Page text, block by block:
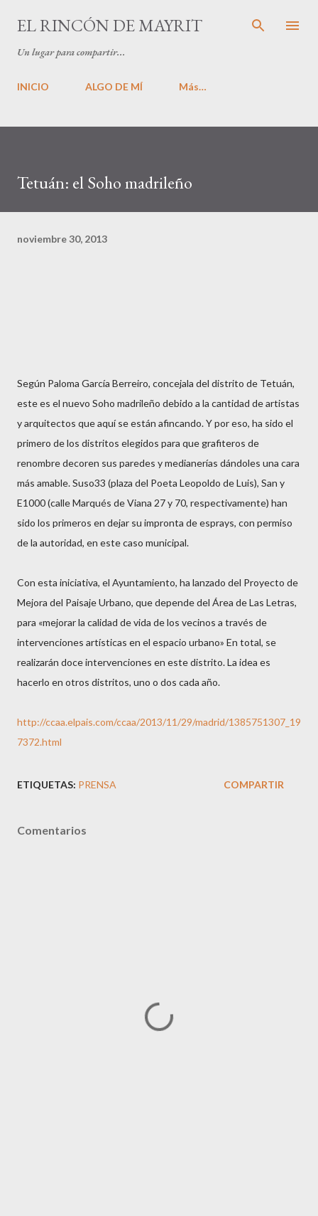
Ir al contenido principal
EL RINCÓN DE MAYRIT
Un lugar para compartir...
INICIO ALGO DE MÍ Más…
Tetuán: el Soho madrileño
noviembre 30, 2013
Según Paloma García Berreiro, concejala del distrito de Tetuán,
este es el nuevo Soho madrileño debido a la cantidad de artistas
y arquitectos que aquí se están afincando. Y por eso, ha sido el
primero de los distritos elegidos para que grafiteros de
renombre decoren sus paredes y medianerías dándoles una cara
más amable. Suso33 (plaza del Poeta Leopoldo de Luis), San y
E1000 (calle Marqués de Viana 27 y 70, respectivamente) han
sido los primeros en dejar su impronta de esprays, con permiso
de la autoridad, en este caso municipal.
Con esta iniciativa, el Ayuntamiento, ha lanzado del Proyecto de
Mejora del Paisaje Urbano, que depende del Área de Las Letras,
para «mejorar la calidad de vida de los vecinos a través de
intervenciones artísticas en el espacio urbano» En total, se
realizarán doce intervenciones en este distrito. La idea es
hacerlo en otros distritos, uno o dos cada año.
http://ccaa.elpais.com/ccaa/2013/11/29/madrid/1385751307_19
7372.html
ETIQUETAS: PRENSA COMPARTIR
Comentarios